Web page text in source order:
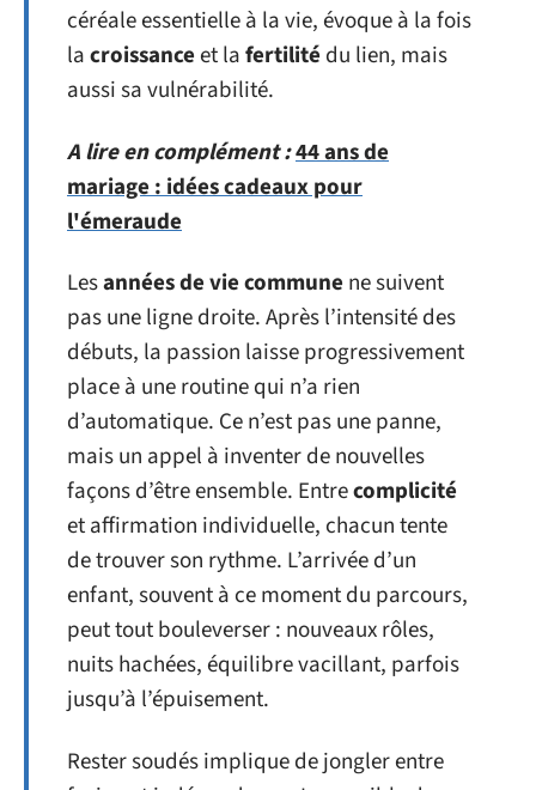
céréale essentielle à la vie, évoque à la fois
lacroissanceet lafertilité du lien, mais
aussi sa vulnérabilité.
A lire en complément :44 ans de
mariage : idées cadeaux pour
l'émeraude
Lesannées de vie commune ne suivent
pas une ligne droite. Après l’intensité des
débuts, la passion laisse progressivement
place à une routine qui n’a rien
d’automatique. Ce n’est pas une panne,
mais un appel à inventer de nouvelles
façons d’être ensemble. Entrecomplicité
et affirmation individuelle, chacun tente
de trouver son rythme. L’arrivée d’un
enfant, souvent à ce moment du parcours,
peut tout bouleverser : nouveaux rôles,
nuits hachées, équilibre vacillant, parfois
jusqu’à l’épuisement.
Rester soudés implique de jongler entre